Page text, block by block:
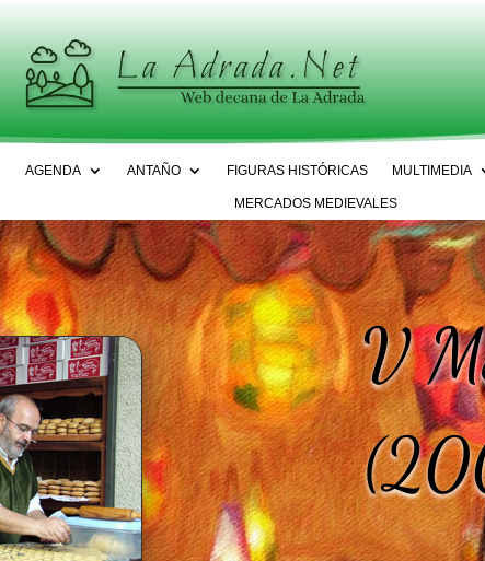
AGENDA ANTAÑO FIGURAS HISTÓRICAS MULTIMEDIA
MERCADOS MEDIEVALES
V